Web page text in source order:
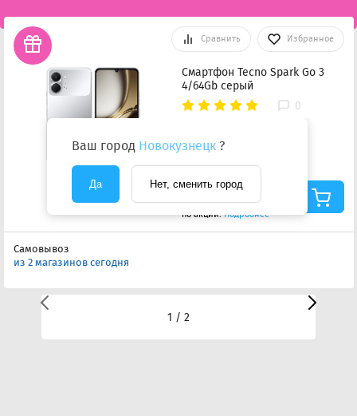
Сравнить Избранное
Смартфон Tecno Spark Go 3
4/64Gb серый
0
7 371 ₽
8 190 ₽
Цена с учетом скидки
по акции.Подробнее
Самовывоз
из 2 магазинов сегодня
1 / 2
Ваш город Новокузнецк ?
Да Нет, сменить город